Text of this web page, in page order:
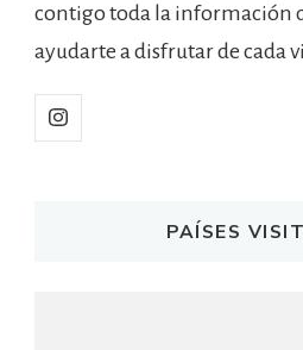
contigo toda la información
ayudarte a disfrutar de cada
PAÍSES